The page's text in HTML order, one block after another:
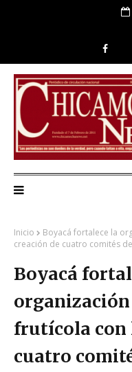
Inicio
Boyacá fortalece la
creación de cuatro comités
Boyacá
frutícola con
cuatro